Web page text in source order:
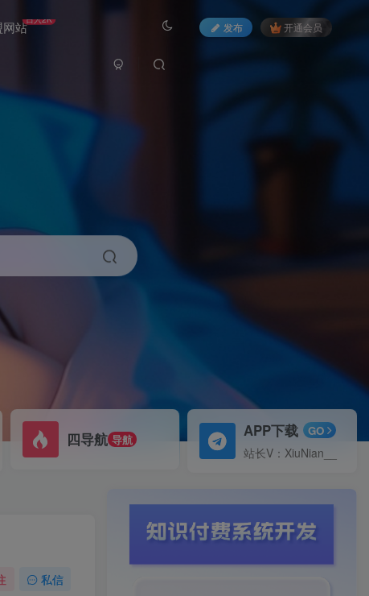
网站日入2K
发布 开通会员
四导航 导航 APP下载 GO
站长V：XiuNian__
私信